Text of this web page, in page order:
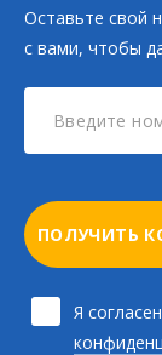
Оставьте свой
с вами, чтобы
ПОЛУЧИТЬ
Я